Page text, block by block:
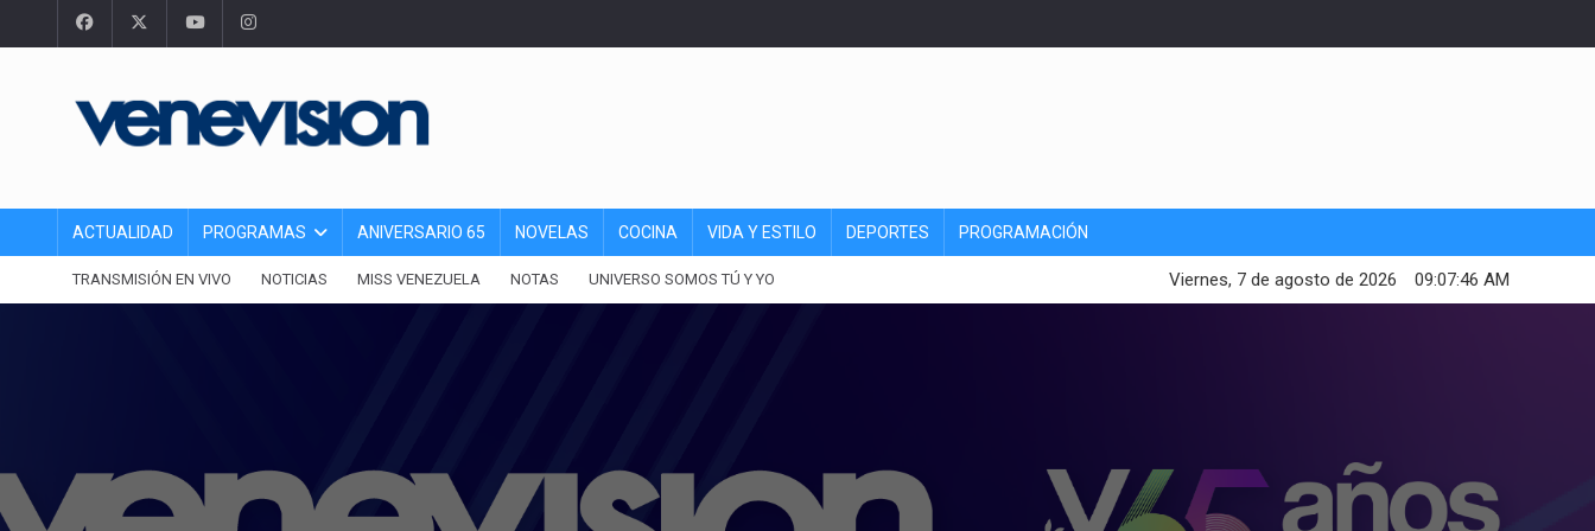
ACTUALIDAD PROGRAMAS ANIVERSARIO 65 NOVELAS COCINA VIDA Y ESTILO DEPORTES PROGRAMACIÓN
TRANSMISIÓN EN VIVO NOTICIAS MISS VENEZUELA NOTAS UNIVERSO SOMOS TÚ Y YO 09:07:48 AM
Viernes, 7 de agosto de 2026